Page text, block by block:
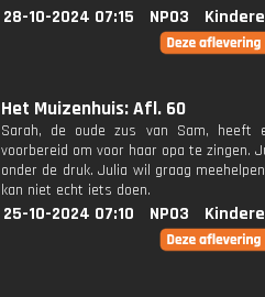
28-10-2024 07:15 NPO3
Het Muizenhuis: Afl. 60
Sarah, de oude zus van Sam, heeft
voorbereid om voor haar opa te zingen.
onder de druk. Julia wil graag
kan niet echt iets doen.
25-10-2024 07:10 NPO3